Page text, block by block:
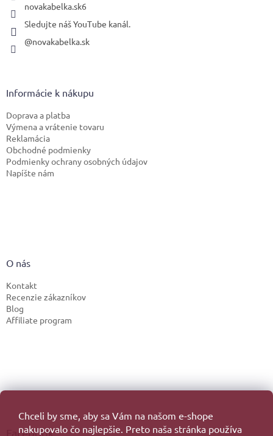
Chceli by sme, aby sa Vám na našom e-shope
nakupovalo čo najlepšie. Preto naša stránka používa
novakabelka.sk6
Sledujte náš YouTube kanál.
@novakabelka.sk
Informácie k nákupu
Doprava a platba
Výmena a vrátenie tovaru
Reklamácia
Obchodné podmienky
Podmienky ochrany osobných údajov
Napíšte nám
O nás
Kontakt
Recenzie zákazníkov
Blog
Affiliate program
Facebook